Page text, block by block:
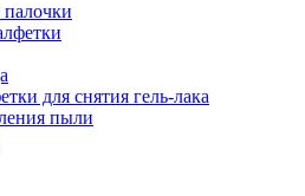
для снятия гель-лака
пыли